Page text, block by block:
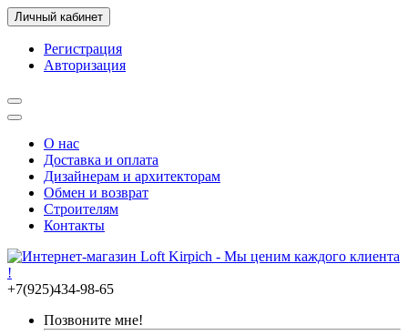
Личный кабинет
Регистрация
Авторизация
О нас
Доставка и оплата
Дизайнерам и архитекторам
Обмен и возврат
Строителям
Контакты
+7(925)434-98-65
Позвоните мне!